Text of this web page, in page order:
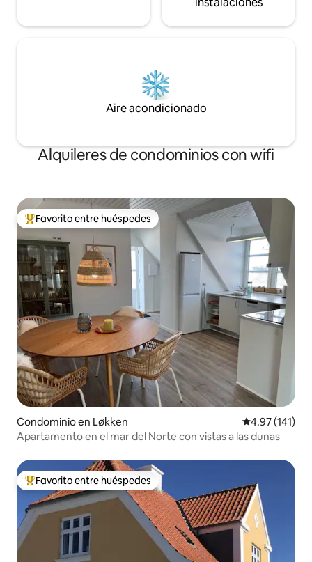
Aire acondicionado
Alquileres de condominios con wifi
De los mejores en Favorito entre huéspedes
Favorito entre huéspedes
Condominio en Løkken Calificación
4.97 (141)
Apartamento en el mar del Norte con vistas a las dunas
De los mejores en Favorito entre huéspedes
Favorito entre huéspedes